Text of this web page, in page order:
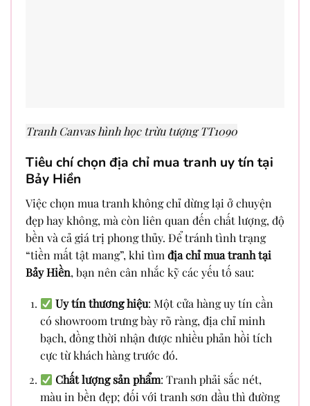
Tranh Canvas hình học trừu tượng TT1090
Tiêu chí chọn địa chỉ mua tranh uy tín tại
Bảy Hiền
Việc chọn mua tranh không chỉ dừng lại ở chuyện
đẹp hay không, mà còn liên quan đến chất lượng, độ
bền và cả giá trị phong thủy. Để tránh tình trạng
“tiền mất tật mang”, khi tìm địa chỉ mua tranh tại
Bảy Hiền, bạn nên cân nhắc kỹ các yếu tố sau:
Uy tín thương hiệu: Một cửa hàng uy tín cần
có showroom trưng bày rõ ràng, địa chỉ minh
bạch, đồng thời nhận được nhiều phản hồi tích
cực từ khách hàng trước đó.
Chất lượng sản phẩm: Tranh phải sắc nét,
màu in bền đẹp; đối với tranh sơn dầu thì đường